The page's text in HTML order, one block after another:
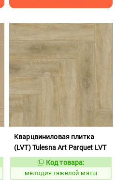
Кварцвиниловая плитка
(LVT) Tulesna Art Parquet LVT
Код:
966556
Код товара:
мелодия тяжелой мяты